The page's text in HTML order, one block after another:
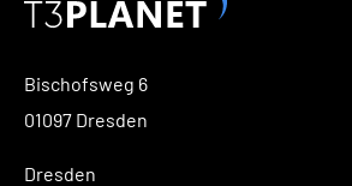
Bischofsweg 6
01097 Dresden
Dresden